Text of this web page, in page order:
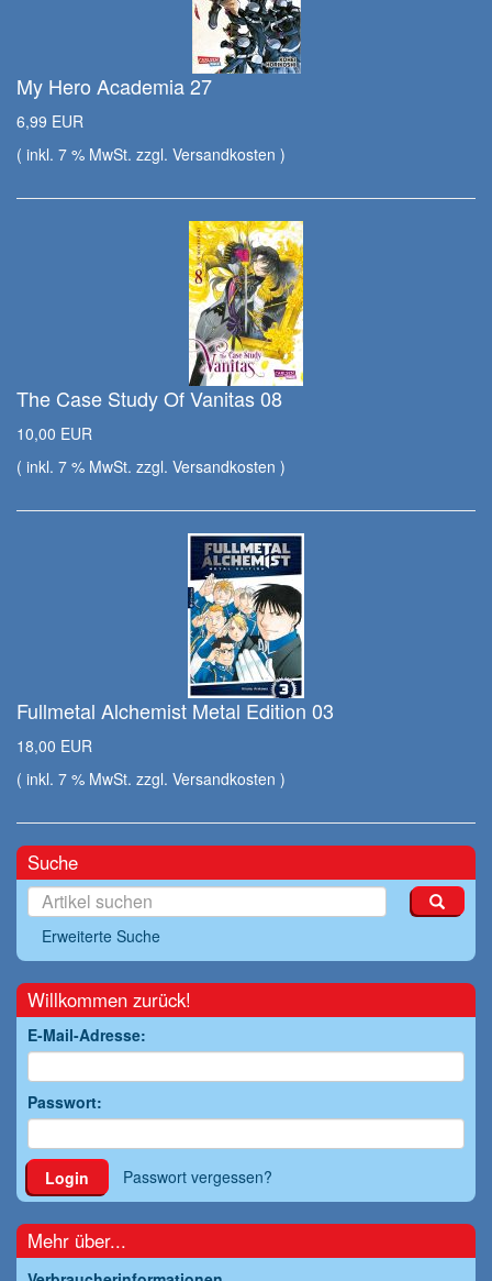
My Hero Academia 27
6,99 EUR
( inkl. 7 % MwSt. zzgl. Versandkosten )
The Case Study Of Vanitas 08
10,00 EUR
( inkl. 7 % MwSt. zzgl. Versandkosten )
Fullmetal Alchemist Metal Edition 03
18,00 EUR
( inkl. 7 % MwSt. zzgl. Versandkosten )
Suche
Erweiterte Suche
Willkommen zurück!
E-Mail-Adresse:
Passwort:
Login Passwort vergessen?
Mehr über...